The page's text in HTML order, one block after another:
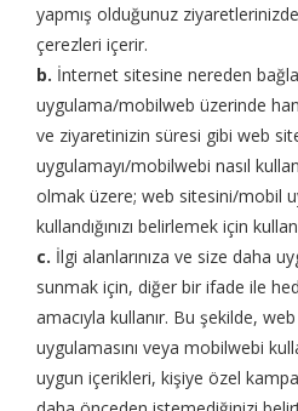
yapmış olduğunuz
çerezleri içerir.
b. İnternet sitesine nereden
uygulama/mobilweb üzerinde
ve ziyaretinizin süresi gibi web
uygulamayı/mobilwebi nasıl
olmak üzere; web sitesini/mobil
kullandığınızı belirlemek için
c. İlgi alanlarınıza ve size daha
sunmak için, diğer bir ifade ile
amacıyla kullanır. Bu şekilde,
uygulamasını veya mobilwebi
uygun içerikleri, kişiye özel